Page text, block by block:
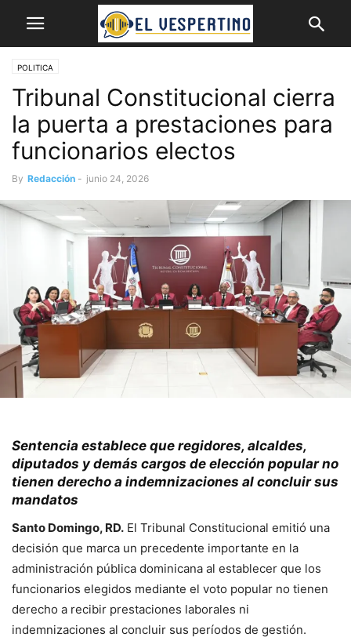
POLITICA
Tribunal Constitucional cierra
la puerta a prestaciones para
funcionarios electos
By Redacción - junio 24, 2026
Sentencia establece que regidores, alcaldes,
diputados y demás cargos de elección popular no
tienen derecho a indemnizaciones al concluir sus
mandatos
Santo Domingo, RD. El Tribunal Constitucional emitió una
decisión que marca un precedente importante en la
administración pública dominicana al establecer que los
funcionarios elegidos mediante el voto popular no tienen
derecho a recibir prestaciones laborales ni
indemnizaciones al concluir sus períodos de gestión.